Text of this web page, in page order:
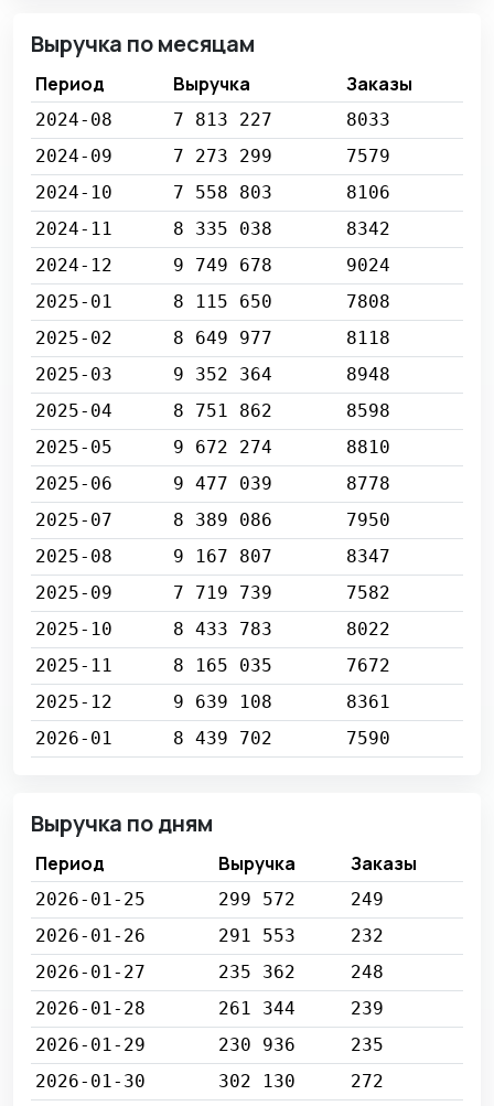
Выручка по месяцам
Период Выручка Заказы
2024-08 7 813 227
8033
2024-09
7 273 299
7579
2024-10
7 558 803
8106
2024-11
8 335 038
8342
2024-12
9 749 678
9024
2025-01
8 115 650
7808
2025-02
8 649 977
8118
2025-03
9 352 364
8948
2025-04
8 751 862
8598
2025-05
9 672 274
8810
2025-06
9 477 039
8778
2025-07
8 389 086
7950
2025-08
9 167 807
8347
2025-09
7 719 739
7582
2025-10
8 433 783
8022
2025-11
8 165 035
7672
2025-12
9 639 108
8361
2026-01
8 439 702 7590
Выручка по дням
Период Выручка Заказы
2026-01-25 299 572
249
2026-01-26
291 553
232
2026-01-27
235 362
248
2026-01-28
261 344
239
2026-01-29
230 936
235
2026-01-30
302 130
272